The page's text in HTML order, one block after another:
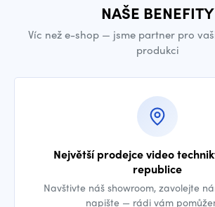
NAŠE BENEFITY
Víc než e-shop — jsme partner pro
produkci
Největší prodejce video
republice
Navštivte náš showroom, zavolejte
napište — rádi vám